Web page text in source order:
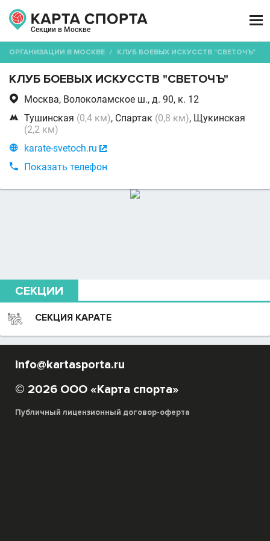
Секции в Москве

ОРГАНИЗАЦИИ В МОСКВЕ / КЛУБ БОЕВЫХ ИСКУССТВ "СВЕТОЧЪ"
КЛУБ БОЕВЫХ ИСКУССТВ "СВЕТОЧЪ"
 Москва, Волоколамское ш., д. 90, к. 12
 Тушинская (0,4 км), Спартак (0,8 км), Щукинская
(2,2 км)
 karate-svetoch.ru 

Показать телефон
СЕКЦИИ
СЕКЦИЯ КАРАТЕ
info@kartasporta.ru
© 2026 ООО «Карта спорта»
Публичный лицензионный договор-оферта